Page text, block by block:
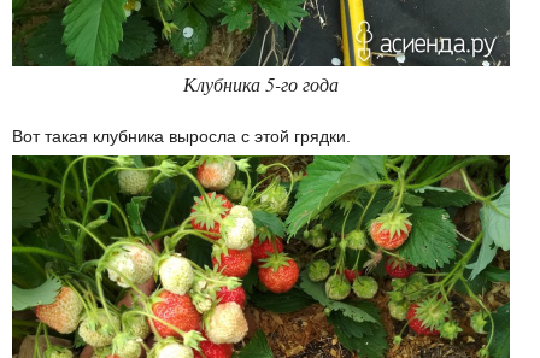
Клубника 5-го года
Вот такая клубника выросла с этой грядки.